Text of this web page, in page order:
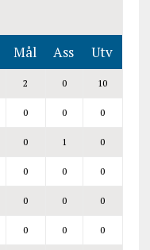
Mål Ass Utv
2 0 10
0 0 0
0 1 0
0 0 0
0 0 0
0 0 0